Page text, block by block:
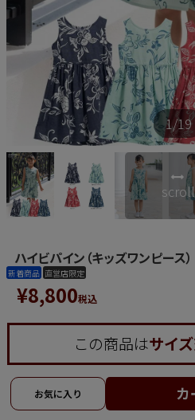
アウトレット
サイズから探す
レーベルから探す
1/19
scroll
ハイビパイン（キッズワンピース）
新着商品 直営店限定
¥8,800税込
この商品はサイ